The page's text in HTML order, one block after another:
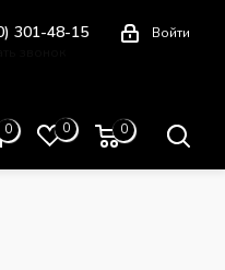
Войти
301-48-15
0 0 0